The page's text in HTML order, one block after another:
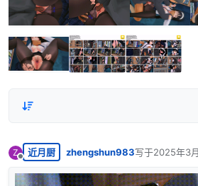
Z
离线
近月厨 zhengshun983写于2025年3
最后由 编辑